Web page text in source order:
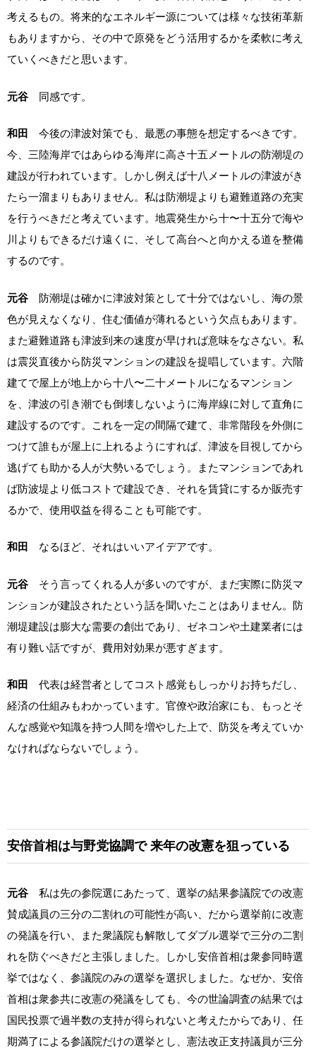
考えるもの。将来的なエネルギー源については様々な技術革新
もありますから、その中で原発をどう活用するかを柔軟に考え
ていくべきだと思います。
元谷 同感です。
和田 今後の津波対策でも、最悪の事態を想定するべきです。
今、三陸海岸ではあらゆる海岸に高さ十五メートルの防潮堤の
建設が行われています。しかし例えば十八メートルの津波がき
たら一溜まりもありません。私は防潮堤よりも避難道路の充実
を行うべきだと考えています。地震発生から十〜十五分で海や
川よりもできるだけ遠くに、そして高台へと向かえる道を整備
するのです。
元谷 防潮堤は確かに津波対策として十分ではないし、海の景
色が見えなくなり、住む価値が薄れるという欠点もあります。
また避難道路も津波到来の速度が早ければ意味をなさない。私
は震災直後から防災マンションの建設を提唱しています。六階
建てで屋上が地上から十八〜二十メートルになるマンション
を、津波の引き潮でも倒壊しないように海岸線に対して直角に
建設するのです。これを一定の間隔で建て、非常階段を外側に
つけて誰もが屋上に上れるようにすれば、津波を目視してから
逃げても助かる人が大勢いるでしょう。またマンションであれ
ば防波堤より低コストで建設でき、それを賃貸にするか販売す
るかで、使用収益を得ることも可能です。
和田 なるほど、それはいいアイデアです。
元谷 そう言ってくれる人が多いのですが、まだ実際に防災マ
ンションが建設されたという話を聞いたことはありません。防
潮堤建設は膨大な需要の創出であり、ゼネコンや土建業者には
有り難い話ですが、費用対効果が悪すぎます。
和田 代表は経営者としてコスト感覚もしっかりお持ちだし、
経済の仕組みもわかっています。官僚や政治家にも、もっとそ
んな感覚や知識を持つ人間を増やした上で、防災を考えていか
なければならないでしょう。
安倍首相は与野党協調で来年の改憲を狙っている
元谷 私は先の参院選にあたって、選挙の結果参議院での改憲
賛成議員の三分の二割れの可能性が高い、だから選挙前に改憲
の発議を行い、また衆議院も解散してダブル選挙で三分の二割
れを防ぐべきだと主張しました。しかし安倍首相は衆参同時選
挙ではなく、参議院のみの選挙を選択しました。なぜか、安倍
首相は衆参共に改憲の発議をしても、今の世論調査の結果では
国民投票で過半数の支持が得られないと考えたからであり、任
期満了による参議院だけの選挙とし、憲法改正支持議員が三分